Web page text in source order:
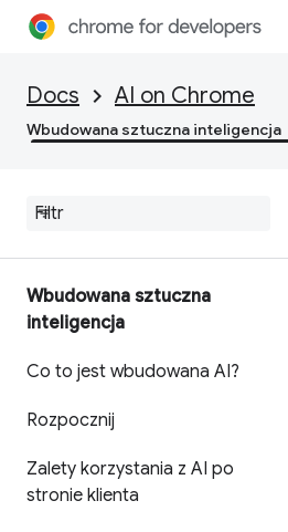
Docs AI on Chrome
Wbudowana sztuczna inteligencja
Wbudowana sztuczna
inteligencja
Co to jest wbudowana AI?
Rozpocznij
Zalety korzystania z AI po
stronie klienta